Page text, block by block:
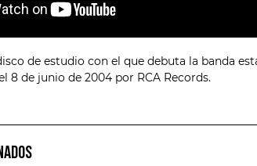
de estudio con el que debuta la banda
8 de junio de 2004 por RCA Records.